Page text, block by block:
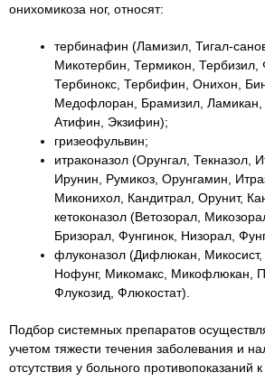
онихомикоза ног, относят:
тербинафин (Ламизил, Тигал-
Микотербин, Термикон, Тербизил,
Тербинокс, Тербифин, Онихон,
Медофлоран, Брамизил, Ламикан,
Атифин, Экзифин);
гризеофульвин;
итраконазол (Орунгал, Текназол,
Ирунин, Румикоз, Орунгамин,
Миконихол, Кандитрал, Орунит,
кетоконазол (Ветозорал,
Бризорал, Фунгинок, Низорал,
флуконазол (Дифлюкан, Микосист,
Нофунг, Микомакс, Микофлюкан,
Флукозид, Флюкостат).
Подбор системных препаратов
учетом тяжести течения заболевания и
отсутствия у больного противопоказаний